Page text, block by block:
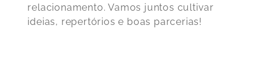
relacionamento. Vamos juntos cultivar
ideias, repertórios e boas parcerias!